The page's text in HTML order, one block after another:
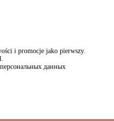
i promocje jako pierwszy.
данных